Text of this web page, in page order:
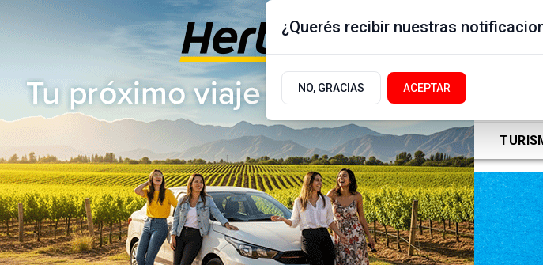
Viernes 7 de Agosto
de 2026
17.9ºc | Buenos Aires, AR
ACTUALIDAD POLÍTICA DEPORTES
¿Querés recibir nuestras
NO, GRACIAS ACEPTAR